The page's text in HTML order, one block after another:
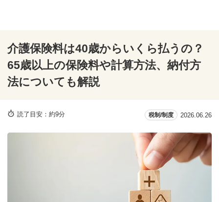
介護保険料は40歳からいくら払うの？
65歳以上の保険料や計算方法、納付方
法についても解説
読了目安：約9分 税制/制度 2026.06.26